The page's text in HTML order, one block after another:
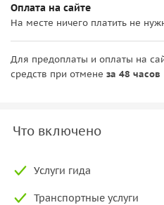
Оплата на сайте
На месте ничего платить не
Для предоплаты и оплаты на
средств при отмене за 48 часов
Что включено
Услуги гида
Транспортные услуги